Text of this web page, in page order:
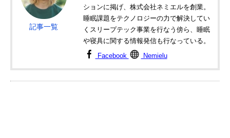
記事一覧
ションに掲げ、株式会社ネミエルを創業。
睡眠課題をテクノロジーの力で解決してい
くスリープテック事業を行なう傍ら、睡眠
や寝具に関する情報発信も行なっている。
Facebook Nemielu